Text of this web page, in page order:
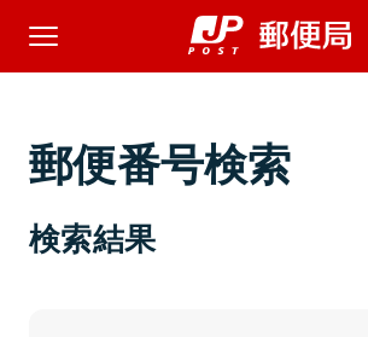
郵便番号検索
検索結果